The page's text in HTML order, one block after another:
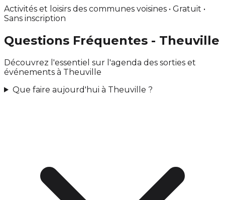
Activités et loisirs des communes voisines • Gratuit •
Sans inscription
Questions Fréquentes - Theuville
Découvrez l'essentiel sur l'agenda des sorties et
événements à Theuville
Que faire aujourd'hui à Theuville ?